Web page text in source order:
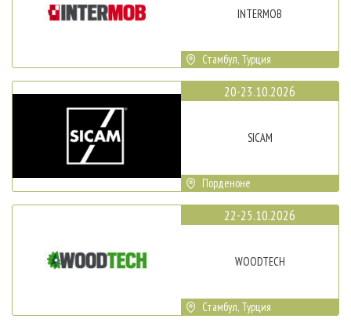
INTERMOB
Стамбул, Турция
20-23.10.2026
SICAM
Порденоне
22-25.10.2026
WOODTECH
Стамбул, Турция